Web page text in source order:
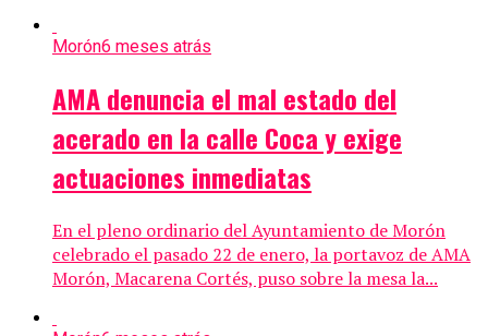
Morón6 meses atrás
AMA denuncia el mal estado del
acerado en la calle Coca y exige
actuaciones inmediatas
En el pleno ordinario del Ayuntamiento de Morón
celebrado el pasado 22 de enero, la portavoz de AMA
Morón, Macarena Cortés, puso sobre la mesa la...